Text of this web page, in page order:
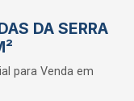
DA SERRA
para Venda em